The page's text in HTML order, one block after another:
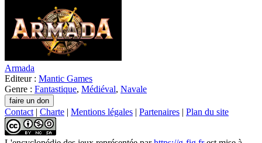
Armada
Editeur : Mantic Games
Genre : Fantastique, Médiéval, Navale
Contact | Charte | Mentions légales | Partenaires | Plan du site